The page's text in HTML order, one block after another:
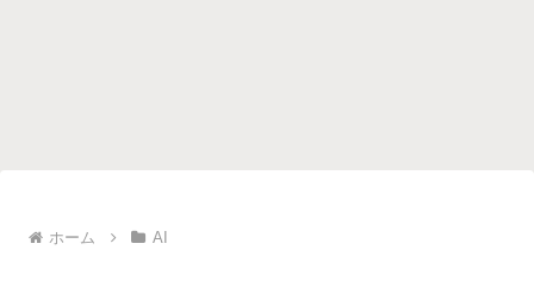
ホーム AI